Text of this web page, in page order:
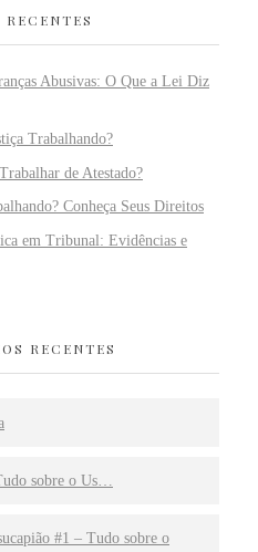
Abusivas: O Que a Lei Diz
Trabalhando?
de Atestado?
Conheça Seus Direitos
em Tribunal: Evidências e
RECENTES
sobre o Us…
#1 – Tudo sobre o